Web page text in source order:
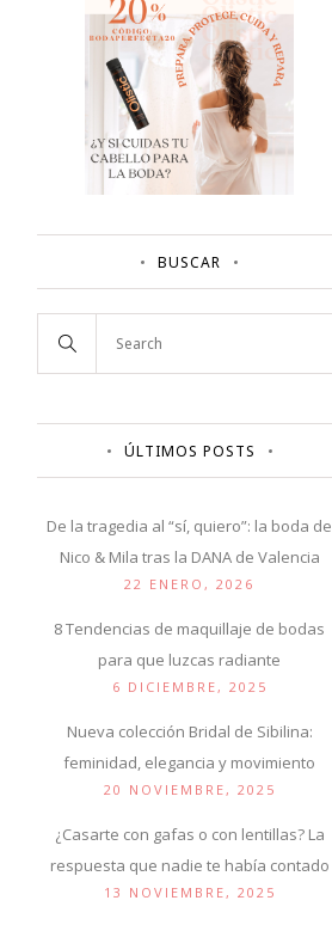
BUSCAR
ÚLTIMOS POSTS
De la tragedia al “sí, quiero”: la boda de
Nico & Mila tras la DANA de Valencia
22 ENERO, 2026
8 Tendencias de maquillaje de bodas
para que luzcas radiante
6 DICIEMBRE, 2025
Nueva colección Bridal de Sibilina:
feminidad, elegancia y movimiento
20 NOVIEMBRE, 2025
¿Casarte con gafas o con lentillas? La
respuesta que nadie te había contado
13 NOVIEMBRE, 2025